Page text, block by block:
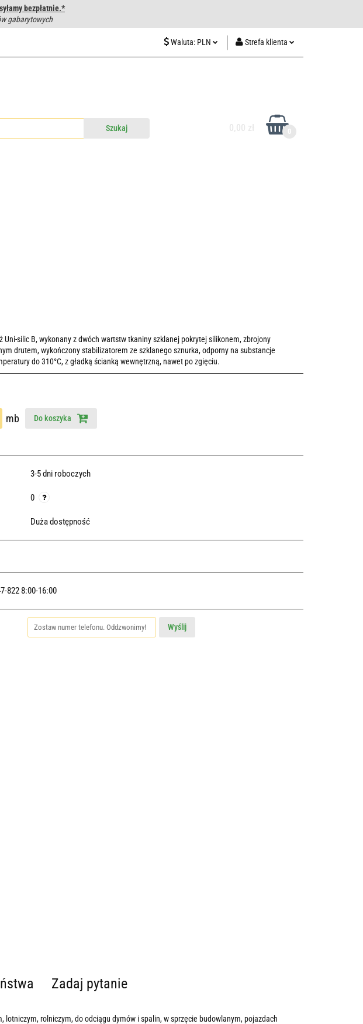
bezpłatnie.*
gabarytowych
Waluta: PLN Strefa klienta
Napisz do nas
Uni-silic B, wykonany z dwóch wartstw tkaniny szklanej pokrytej silikonem, zbrojony
drutem, wykończony stabilizatorem ze szklanego sznurka, odporny na substancje
do 310°C, z gładką ścianką wewnętrzną, nawet po zgięciu.
mb Do koszyka
3-5 dni roboczych
0
Duża dostępność
822 8:00-16:00
Wyślij
Zadaj pytanie
rolniczym, do odciągu dymów i spalin, w sprzęcie budowlanym, pojazdach